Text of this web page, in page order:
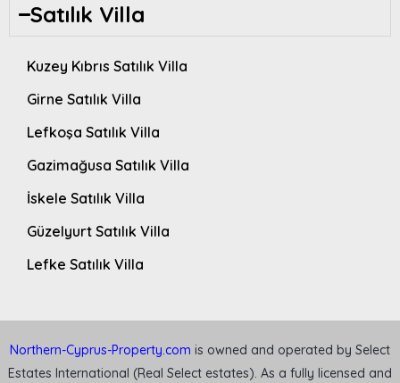
Satılık Villa
Kuzey Kıbrıs Satılık Villa
Girne Satılık Villa
Lefkoşa Satılık Villa
Gazimağusa Satılık Villa
İskele Satılık Villa
Güzelyurt Satılık Villa
Lefke Satılık Villa
Northern-Cyprus-Property.com is owned and operated by Select
Estates International (Real Select estates). As a fully licensed and